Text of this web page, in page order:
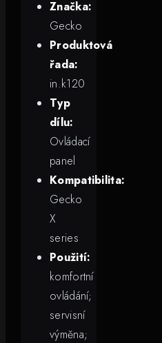
Značka:
Gecko
Produktová
řada:
in.k120
Typ
dílu:
Ovládací
panel
Kompatibilita:
Gecko
X
series
Použití:
komfortní
ovládání;
servisní
výměna;